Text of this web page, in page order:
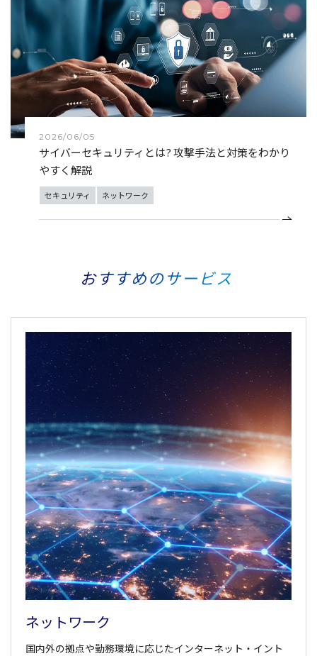
2026/06/05
サイバーセキュリティとは? 攻撃手法と対策をわかり
やすく解説
セキュリティ ネットワーク
おすすめのサービス
ネットワーク
国内外の拠点や勤務環境に応じたインターネット・イント